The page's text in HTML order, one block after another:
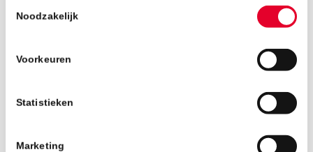
Noodzakelijk
Voorkeuren
Statistieken
Marketing